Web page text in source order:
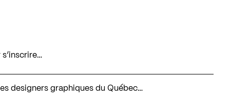
designers graphiques du Québec…